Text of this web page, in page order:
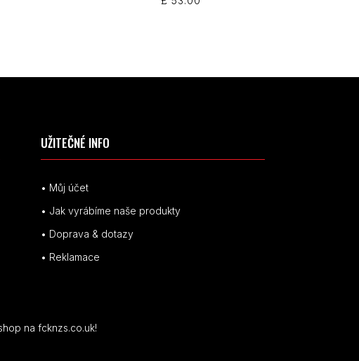
UŽITEČNÉ INFO
• Můj účet
• Jak vyrábíme naše produkty
• Doprava & dotazy
• Reklamace
na fcknzs.co.uk!